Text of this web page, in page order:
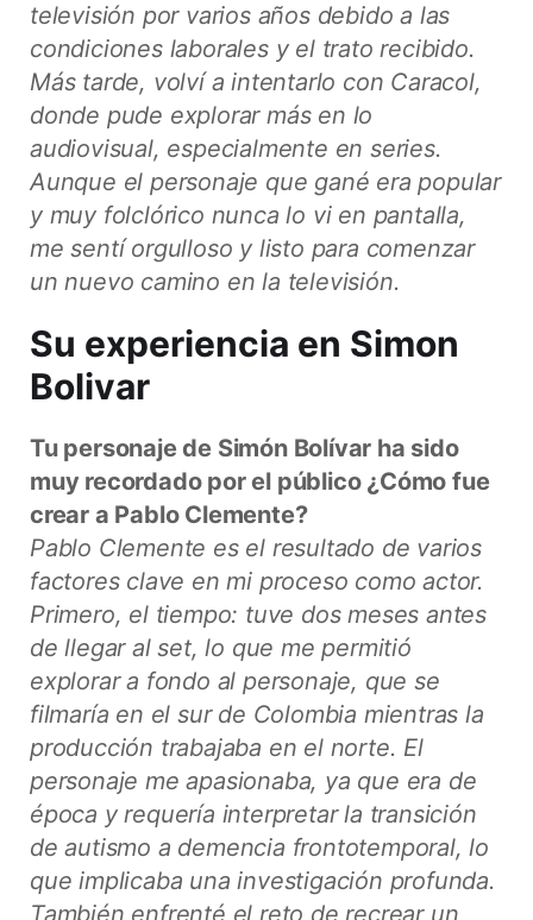
televisión por varios años debido a las
condiciones laborales y el trato recibido.
Más tarde, volví a intentarlo con Caracol,
donde pude explorar más en lo
audiovisual, especialmente en series.
Aunque el personaje que gané era popular
y muy folclórico nunca lo vi en pantalla,
me sentí orgulloso y listo para comenzar
un nuevo camino en la televisión.
Su experiencia en Simon
Bolivar
Tu personaje de Simón Bolívar ha sido
muy recordado por el público ¿Cómo fue
crear a Pablo Clemente?
Pablo Clemente es el resultado de varios
factores clave en mi proceso como actor.
Primero, el tiempo: tuve dos meses antes
de llegar al set, lo que me permitió
explorar a fondo al personaje, que se
filmaría en el sur de Colombia mientras la
producción trabajaba en el norte. El
personaje me apasionaba, ya que era de
época y requería interpretar la transición
de autismo a demencia frontotemporal, lo
que implicaba una investigación profunda.
También enfrenté el reto de recrear un